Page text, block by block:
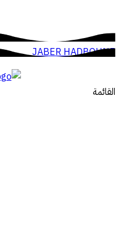
JABER HADBOUNE
القائمة